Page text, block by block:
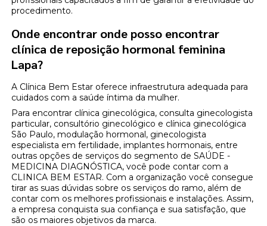
procedimento.
Onde encontrar onde posso encontrar
clínica de reposição hormonal feminina
Lapa?
A Clínica Bem Estar oferece infraestrutura adequada para
cuidados com a saúde íntima da mulher.
Para encontrar clínica ginecológica, consulta ginecologista
particular, consultório ginecológico e clínica ginecológica
São Paulo, modulação hormonal, ginecologista
especialista em fertilidade, implantes hormonais, entre
outras opções de serviços do segmento de SAÚDE -
MEDICINA DIAGNÓSTICA, você pode contar com a
CLINICA BEM ESTAR. Com a organização você consegue
tirar as suas dúvidas sobre os serviços do ramo, além de
contar com os melhores profissionais e instalações. Assim,
a empresa conquista sua confiança e sua satisfação, que
são os maiores objetivos da marca.